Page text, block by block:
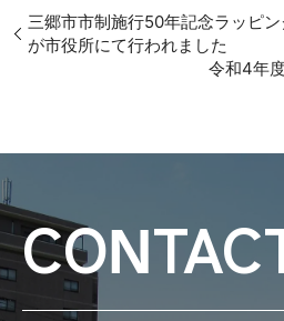
三郷市市制施行50年記念ラッピ
が市役所にて行われました
令和4年